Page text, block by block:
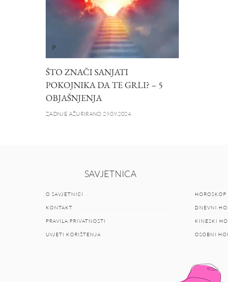
P
ŠTO ZNAČI SANJATI
POKOJNIKA DA TE GRLI? – 5
OBJAŠNJENJA
ZADNJE AŽURIRANO 29.09.2024.
SAVJETNICA
O SAVJETNICI
KONTAKT
PRAVILA PRIVATNOSTI
UVJETI KORIŠTENJA
HOROSKOP
DNEVNI
KINESKI
OSOBNI